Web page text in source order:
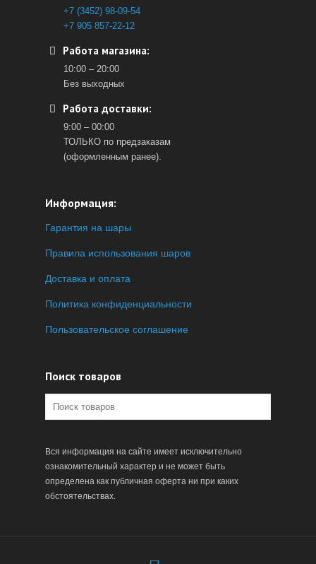
+7 (3452) 98-09-54
+7 905 857-22-12
Работа магазина:
10:00 – 20:00
Без выходных
Работа доставки:
9:00 – 00:00
ТОЛЬКО по предзаказам
(оформленным ранее).
Информация:
Гарантия на шары
Правила использования шаров
Доставка и оплата
Политика конфиденциальности
Пользовательское соглашение
Поиск товаров
Вся информация на сайте имеет исключительно
ознакомительный характер и не может быть
определена как публичная оферта ни при каких
обстоятельствах.